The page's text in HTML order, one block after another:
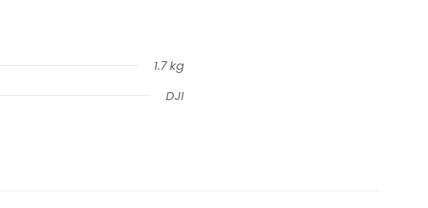
1.7 kg
DJI